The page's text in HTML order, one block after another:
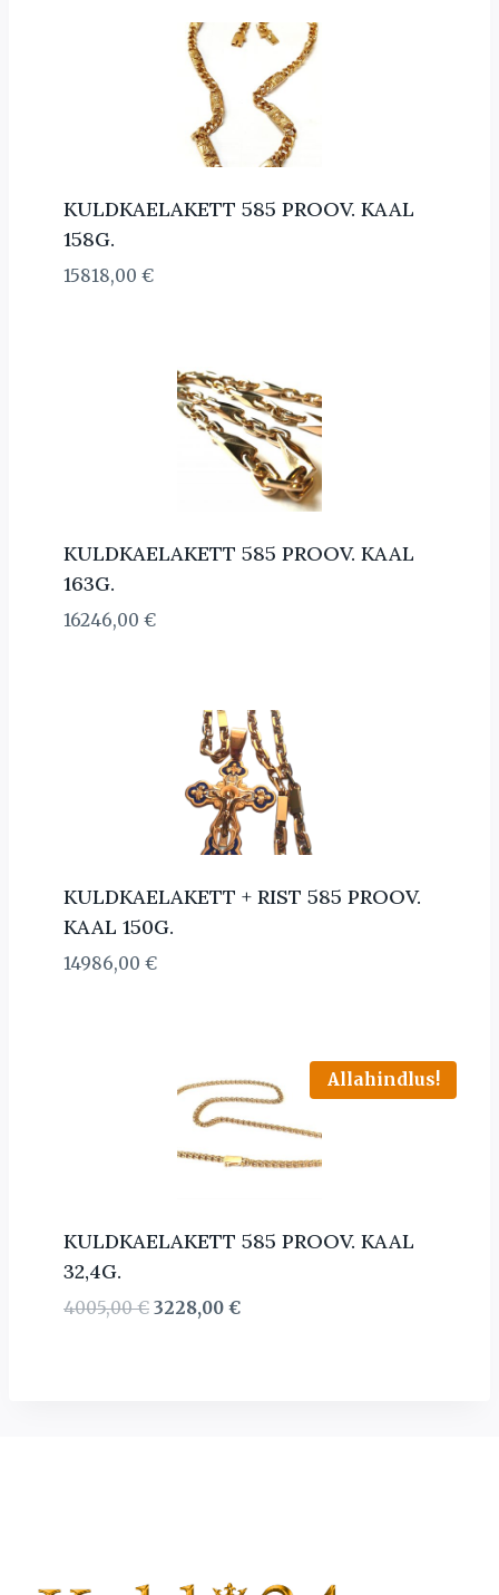
KULDKAELAKETT 585 PROOV. KAAL
158G.
15818,00 €
KULDKAELAKETT 585 PROOV. KAAL
163G.
16246,00 €
KULDKAELAKETT + RIST 585 PROOV.
KAAL 150G.
14986,00 €
Allahindlus!
KULDKAELAKETT 585 PROOV. KAAL
32,4G.
4005,00€ Algne
3228,00 €Current